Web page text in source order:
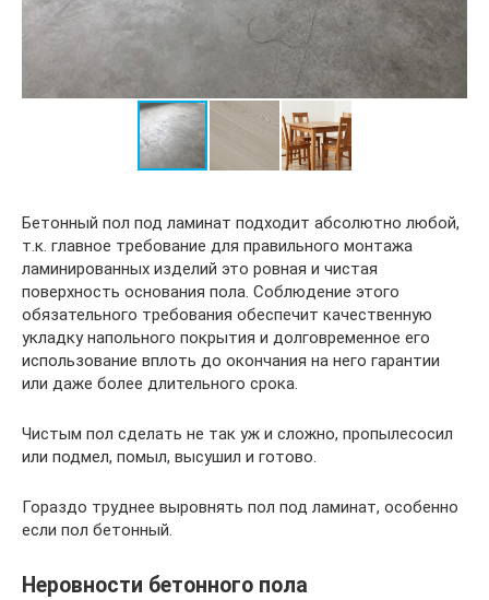
Бетонный пол под ламинат подходит абсолютно любой,
т.к. главное требование для правильного монтажа
ламинированных изделий это ровная и чистая
поверхность основания пола. Соблюдение этого
обязательного требования обеспечит качественную
укладку напольного покрытия и долговременное его
использование вплоть до окончания на него гарантии
или даже более длительного срока.
Чистым пол сделать не так уж и сложно, пропылесосил
или подмел, помыл, высушил и готово.
Гораздо труднее выровнять пол под ламинат, особенно
если пол бетонный.
Неровности бетонного пола